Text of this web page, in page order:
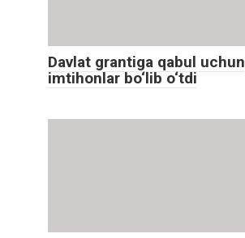
Davlat grantiga qabul uchun
imtihonlar bo‘lib o‘tdi